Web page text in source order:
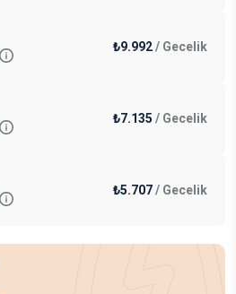
₺9.992/ Gecelik
₺7.135 / Gecelik
₺5.707/ Gecelik